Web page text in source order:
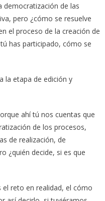
democratización de las
pero ¿cómo se resuelve
el proceso de la creación de
has participado, cómo se
la etapa de edición y
ahí tú nos cuentas que
de los procesos,
de realización, de
¿quién decide, si es que
el reto en realidad, el cómo